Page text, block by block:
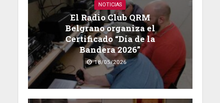
NOTICIAS
El Radio Club QRM
Belgrano organiza el
Certificado “Día de la
Bandera 2026”
18/05/2026